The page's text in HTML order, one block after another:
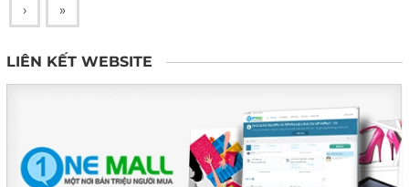
› »
LIÊN KẾT WEBSITE